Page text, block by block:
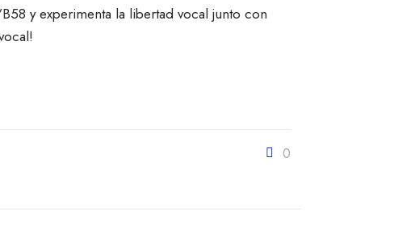
y experimenta la libertad vocal junto con
0